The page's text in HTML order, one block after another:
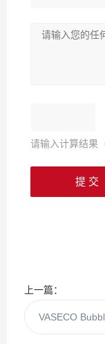
请输入计算结果
上一篇：
VASECO